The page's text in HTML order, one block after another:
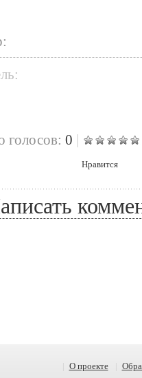
голосов: 0 |
Нравится
О проекте